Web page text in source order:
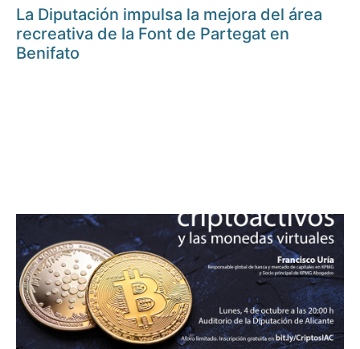
La Diputación impulsa la mejora del área
recreativa de la Font de Partegat en
Benifato